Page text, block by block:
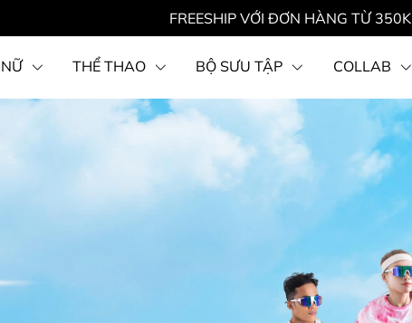
FREESHIP VỚI ĐƠN HÀNG TỪ 350K
NỮ THỂ THAO BỘ SƯU TẬP COLLAB